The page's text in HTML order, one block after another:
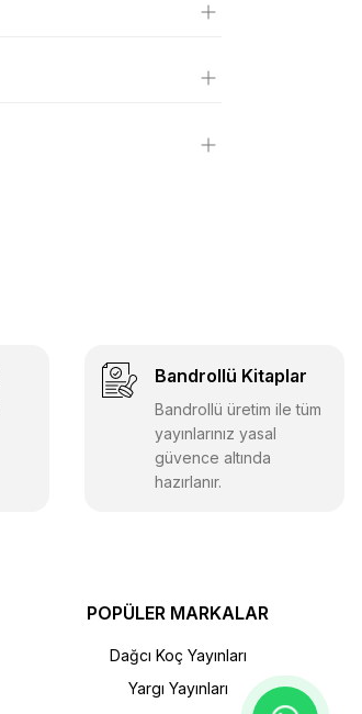
Bandrollü Kitaplar
Bandrollü üretim ile tüm
yayınlarınız yasal
güvence altında
hazırlanır.
POPÜLER MARKALAR
Dağcı Koç Yayınları
Yargı Yayınları